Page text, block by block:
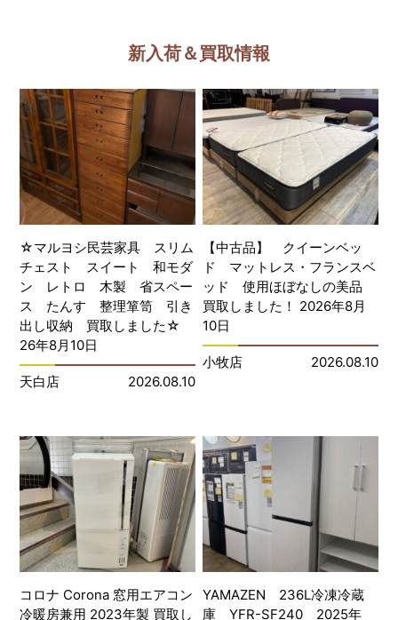
新入荷＆買取情報
☆マルヨシ民芸家具 スリム
チェスト スイート 和モダ
ン レトロ 木製 省スペー
ス たんす 整理箪笥 引き
出し収納 買取しました☆
26年8月10日
天白店 2026.08.10
【中古品】 クイーンベッ
ド マットレス・フランスベ
ッド 使用ほぼなしの美品
買取しました！ 2026年8月
10日
小牧店 2026.08.10
コロナ Corona 窓用エアコン
冷暖房兼用 2023年製 買取し
YAMAZEN 236L冷凍冷蔵
庫 YFR-SF240 2025年